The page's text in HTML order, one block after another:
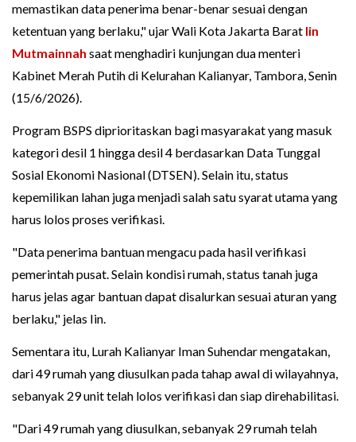
memastikan data penerima benar-benar sesuai dengan
ketentuan yang berlaku," ujar Wali Kota Jakarta Barat Iin
Mutmainnah saat menghadiri kunjungan dua menteri
Kabinet Merah Putih di Kelurahan Kalianyar, Tambora, Senin
(15/6/2026).
Program BSPS diprioritaskan bagi masyarakat yang masuk
kategori desil 1 hingga desil 4 berdasarkan Data Tunggal
Sosial Ekonomi Nasional (DTSEN). Selain itu, status
kepemilikan lahan juga menjadi salah satu syarat utama yang
harus lolos proses verifikasi.
"Data penerima bantuan mengacu pada hasil verifikasi
pemerintah pusat. Selain kondisi rumah, status tanah juga
harus jelas agar bantuan dapat disalurkan sesuai aturan yang
berlaku," jelas Iin.
Sementara itu, Lurah Kalianyar Iman Suhendar mengatakan,
dari 49 rumah yang diusulkan pada tahap awal di wilayahnya,
sebanyak 29 unit telah lolos verifikasi dan siap direhabilitasi.
"Dari 49 rumah yang diusulkan, sebanyak 29 rumah telah